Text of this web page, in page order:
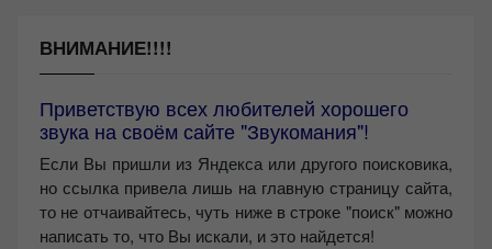
ВНИМАНИЕ!!!!
Приветствую всех любителей хорошего
звука на своём сайте "Звукомания"!
Если Вы пришли из Яндекса или другого поисковика,
но ссылка привела лишь на главную страницу сайта,
то не отчаивайтесь, чуть ниже в строке "поиск" можно
написать то, что Вы искали, и это найдется!